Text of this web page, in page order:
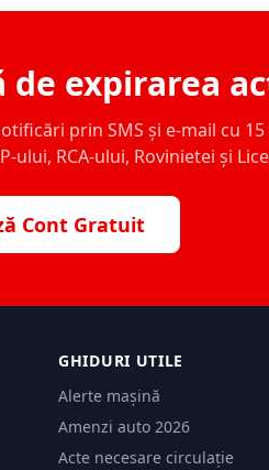
expirarea
prin SMS și e-mail cu 15
RCA-ului, Rovinietei și
Cont Gratuit
GHIDURI UTILE
Alerte mașină
Amenzi auto 2026
Acte necesare circulație